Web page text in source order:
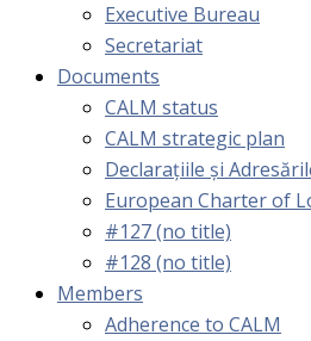
Executive Bureau
Secretariat
Documents
CALM status
CALM strategic plan
Declarațiile și
European Charter of
#127 (no title)
#128 (no title)
Members
Adherence to CALM